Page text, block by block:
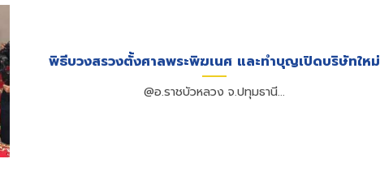
พิธีบวงสรวงตั้งศาลพระพิฆเนศ และทำบุญเปิดบริษัทใหม่
@อ.ราชบัวหลวง จ.ปทุมธานี...